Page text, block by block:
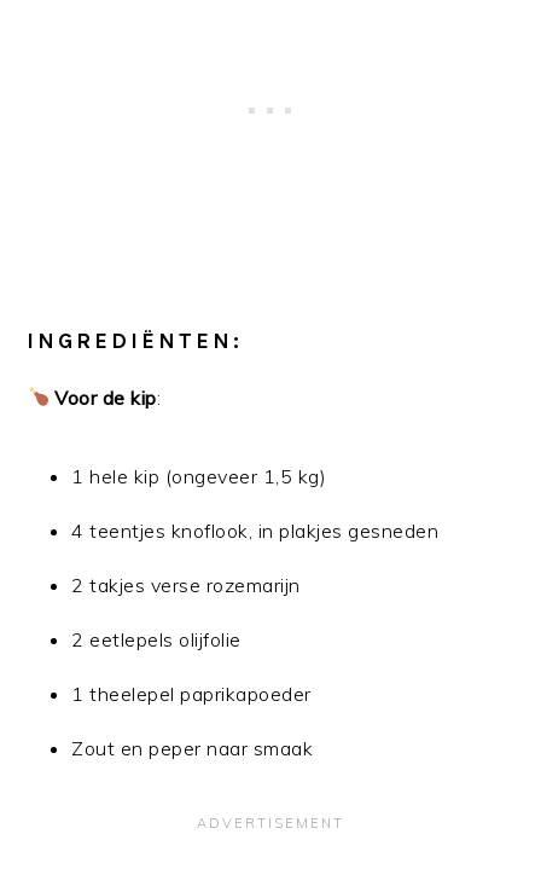
INGREDIËNTEN:
Voor de kip:
1 hele kip (ongeveer 1,5 kg)
4 teentjes knoflook, in plakjes gesneden
2 takjes verse rozemarijn
2 eetlepels olijfolie
1 theelepel paprikapoeder
Zout en peper naar smaak